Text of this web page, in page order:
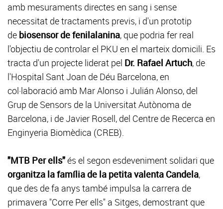
amb mesuraments directes en sang i sense
necessitat de tractaments previs, i d'un prototip
de biosensor de fenilalanina, que podria fer real
l'objectiu de controlar el PKU en el marteix domicili. Es
tracta d'un projecte liderat pel Dr. Rafael Artuch, de
l'Hospital Sant Joan de Déu Barcelona, en
col·laboració amb Mar Alonso i Julián Alonso, del
Grup de Sensors de la Universitat Autònoma de
Barcelona, i de Javier Rosell, del Centre de Recerca en
Enginyeria Biomèdica (CREB).
"MTB Per ells"és el segon esdeveniment solidari que
organitza la família de la petita valenta Candela,
que des de fa anys també impulsa la carrera de
primavera "Corre Per ells" a Sitges, demostrant que